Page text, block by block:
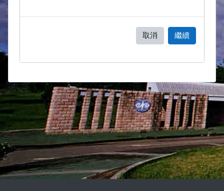
取消 繼續
區塊
補充內容區塊